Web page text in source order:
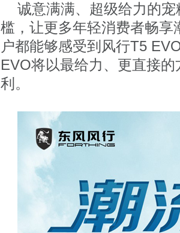
诚意满满、超级给力的
槛，让更多年轻消费者畅
户都能够感受到风行T5
EVO将以最给力、更直接
利。